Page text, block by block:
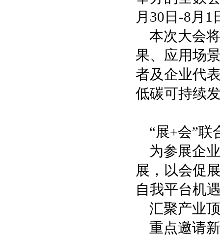
月30日-8月
本次大会
果、应用场
者及企业代
低碳可持续
“展+会”联
为参展企
展，以会促
自我平台机
汇聚产业
重点邀请